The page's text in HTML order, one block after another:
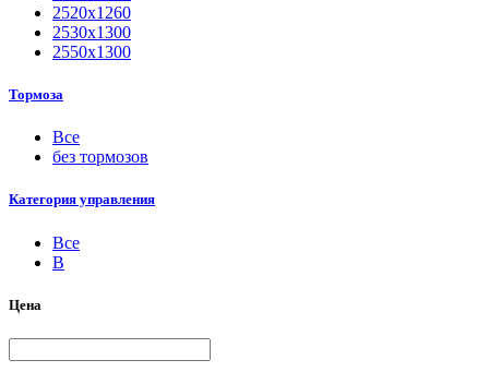
2520х1260
2530х1300
2550х1300
Тормоза
Все
без тормозов
Категория управления
Все
B
Цена